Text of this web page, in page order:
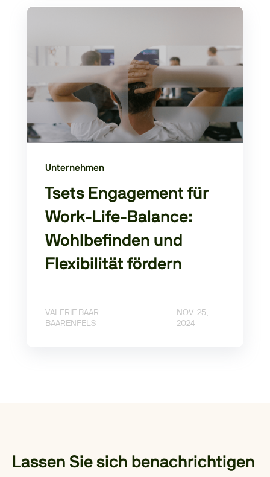
Unternehmen
Tsets Engagement für
Work-Life-Balance:
Wohlbefinden und
Flexibilität fördern
VALERIE BAAR-
BAARENFELS
NOV. 25,
2024
Lassen Sie sich benachrichtigen